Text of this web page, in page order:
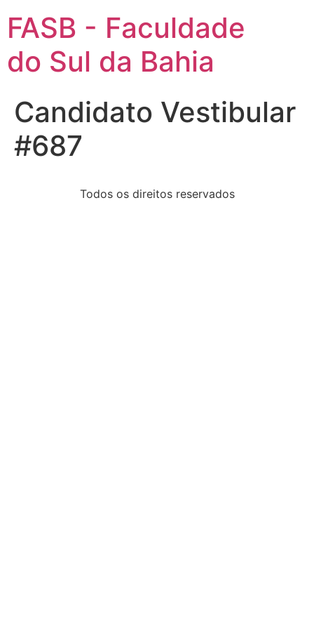
FASB - Faculdade
do Sul da Bahia
Candidato Vestibular
#687
Todos os direitos reservados